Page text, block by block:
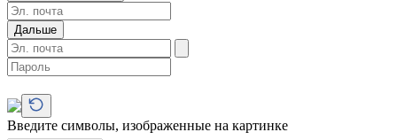
Дальше
Введите символы, изображенные на картинке